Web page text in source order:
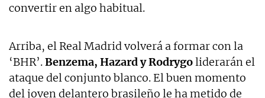
convertir en algo habitual.
Arriba, el Real Madrid volverá a formar con la
‘BHR’.Benzema, Hazard y Rodrygoliderarán el
ataque del conjunto blanco. El buen momento
del joven delantero brasileño le ha metido de